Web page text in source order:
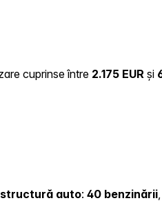
cuprinse între 2.175 EUR și
auto: 40 benzinării,